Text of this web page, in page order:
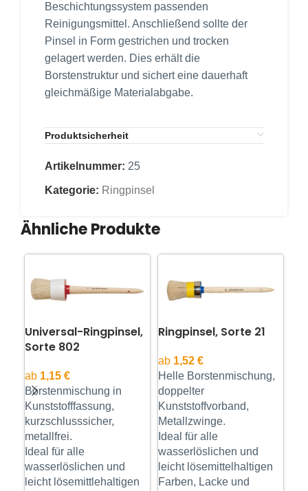
Beschichtungssystem passenden
Reinigungsmittel. Anschließend sollte der
Pinsel in Form gestrichen und trocken
gelagert werden. Dies erhält die
Borstenstruktur und sichert eine dauerhaft
gleichmäßige Materialabgabe.
Produktsicherheit
Artikelnummer: 25
Kategorie: Ringpinsel
Ähnliche Produkte
Universal-Ringpinsel,
Sorte 802
ab 1,15 €
Borstenmischung in
Kunststofffassung,
kurzschlusssicher,
metallfrei.
Ideal für alle
wasserlöslichen und
leicht lösemittlehaltigen
Preis pro Stück.
Stk.
Ringpinsel, Sorte 21
ab 1,52 €
Helle Borstenmischung,
doppelter
Kunststoffvorband,
Metallzwinge.
Ideal für alle
wasserlöslichen und
leicht lösemittelhaltigen
Farben, Lacke und